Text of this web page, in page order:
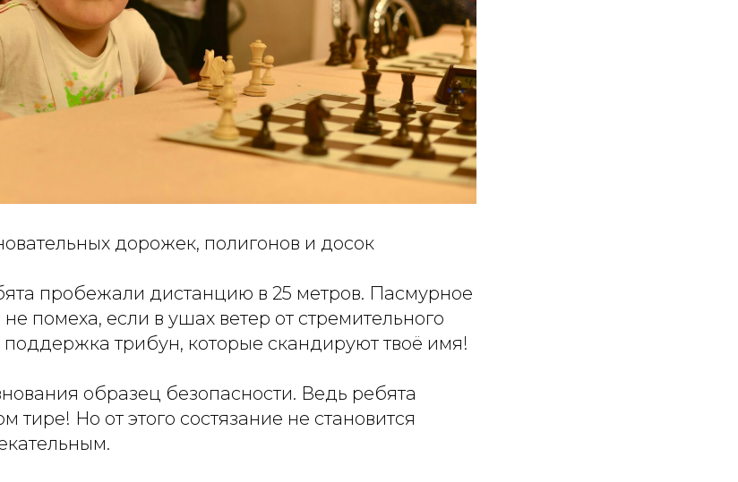
дорожек, полигонов и досок
пробежали дистанцию в 25 метров. Пасмурное
помеха, если в ушах ветер от стремительного
трибун, которые скандируют твоё имя!
образец безопасности. Ведь ребята
тире! Но от этого состязание не становится